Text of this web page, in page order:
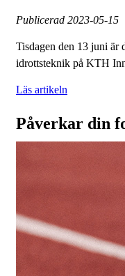
Publicerad 2023-05-15
Tisdagen den 13 juni är
idrottsteknik på KTH
Läs artikeln
Påverkar din